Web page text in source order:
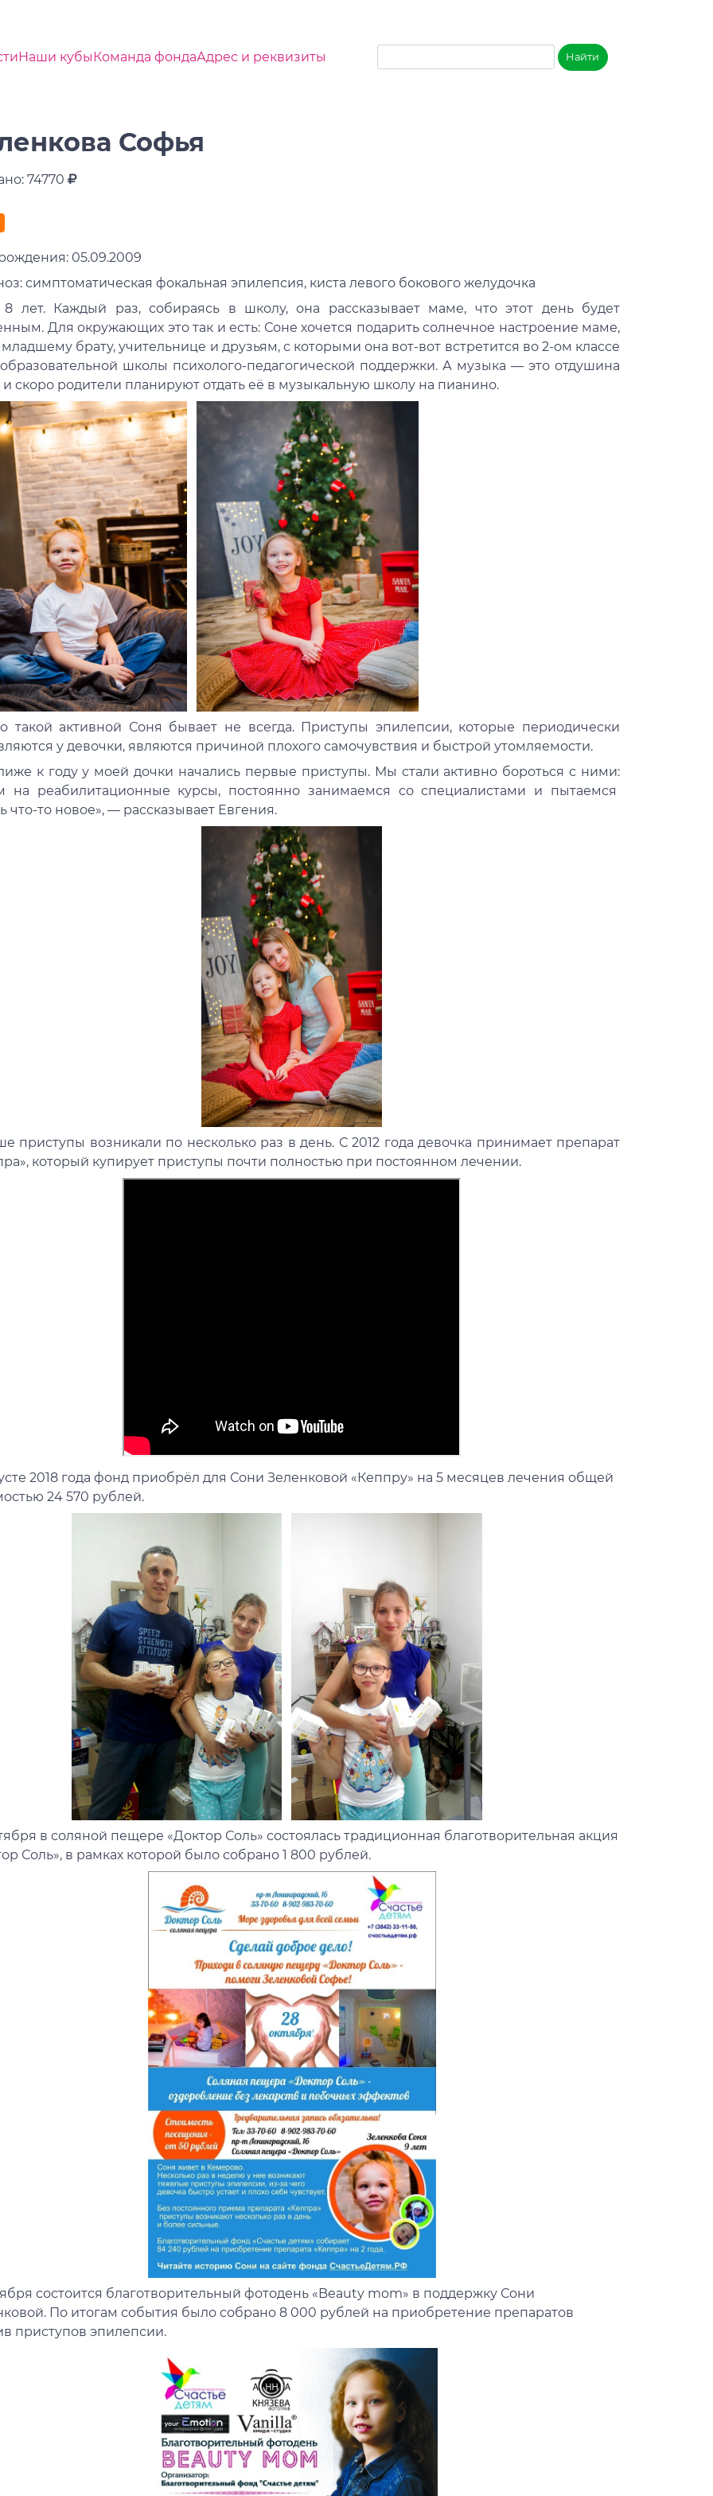
Наши кубыКоманда фондаАдрес и реквизиты
Софья
74770
05.09.2009
симптоматическая фокальная эпилепсия, киста левого бокового желудочка
лет. Каждый раз, собираясь в школу, она рассказывает маме, что этот день будет
Для окружающих это так и есть: Соне хочется подарить солнечное настроение маме,
брату, учительнице и друзьям, с которыми она вот-вот встретится во 2-ом классе
школы психолого-педагогической поддержки. А музыка — это отдушина
и скоро родители планируют отдать её в музыкальную школу на пианино.
такой активной Соня бывает не всегда. Приступы эпилепсии, которые периодически
у девочки, являются причиной плохого самочувствия и быстрой утомляемости.
к году у моей дочки начались первые приступы. Мы стали активно бороться с ними:
на реабилитационные курсы, постоянно занимаемся со специалистами и пытаемся
что-то новое», — рассказывает Евгения.
приступы возникали по несколько раз в день. С 2012 года девочка принимает препарат
который купирует приступы почти полностью при постоянном лечении.
2018 года фонд приобрёл для Сони Зеленковой «Кеппру» на 5 месяцев лечения общей
24 570 рублей.
в соляной пещере «Доктор Соль» состоялась традиционная благотворительная акция
Соль», в рамках которой было собрано 1 800 рублей.
состоится благотворительный фотодень «Beauty mom» в поддержку Сони
По итогам события было собрано 8 000 рублей на приобретение препаратов
приступов эпилепсии.